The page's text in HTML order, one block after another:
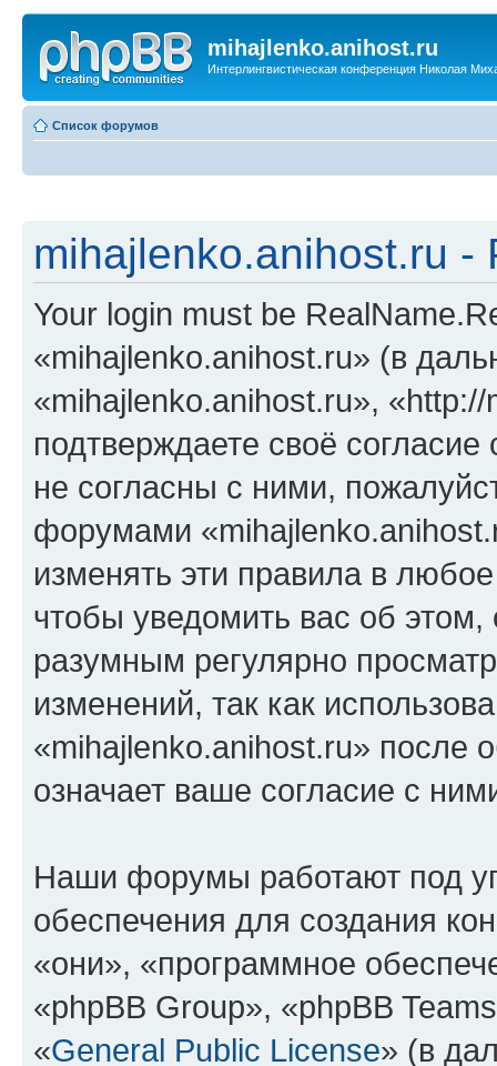
mihajlenko.anihost.ru
Интерлингвистическая конференция Николая
Список форумов
mihajlenko.anihost.ru -
Your login must be
«mihajlenko.anihost.ru» (в
«mihajlenko.anihost.ru»,
подтверждаете своё
не согласны с ними,
форумами
изменять эти правила в
чтобы уведомить вас об
разумным регулярно
изменений, так как
«mihajlenko.anihost.ru» после
означает ваше согласие с
Наши форумы работают под
обеспечения для создания
«они», «программное
«phpBB Group», «phpBB
«General Public License» (в